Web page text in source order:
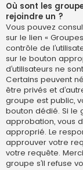
Où sont les
rejoindre un ?
Vous pouvez
sur le lien «
contrôle de
sur le bouton
d’utilisateurs ne
Certains peuvent
être privés et
groupe est public,
bouton dédié. Si le
approbation, vous
approprié. Le
approuver votre
votre requête.
groupe s’il refuse